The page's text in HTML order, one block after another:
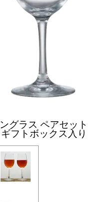
グラス ペアセット
フトボックス入り